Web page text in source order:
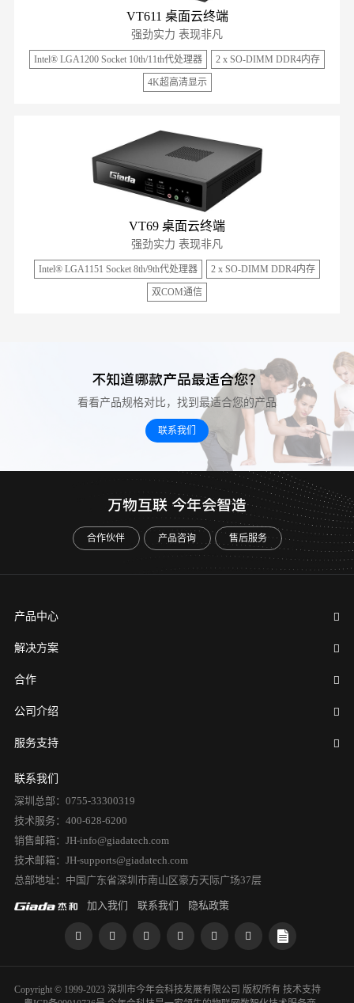
VT611 桌面云终端
强劲实力 表现非凡
Intel® LGA1200 Socket 10th/11th代处理器 2 x SO-DIMM DDR4内存
4K超高清显示
VT69 桌面云终端
强劲实力 表现非凡
Intel® LGA1151 Socket 8th/9th代处理器 2 x SO-DIMM DDR4内存
双COM通信
不知道哪款产品最适合您？
看看产品规格对比，找到最适合您的产品
联系我们
万物互联 今年会智造
合作伙伴 产品咨询 售后服务
产品中心
解决方案
合作
公司介绍
服务支持
联系我们
深圳总部：0755-33300319
技术服务：400-628-6200
销售邮箱：JH-info@giadatech.com
技术邮箱：JH-supports@giadatech.com
总部地址：中国广东省深圳市南山区豪方天际广场37层
加入我们 联系我们 隐私政策
Copyright © 1999-2023 深圳市今年会科技发展有限公司 版权所有 技术支持